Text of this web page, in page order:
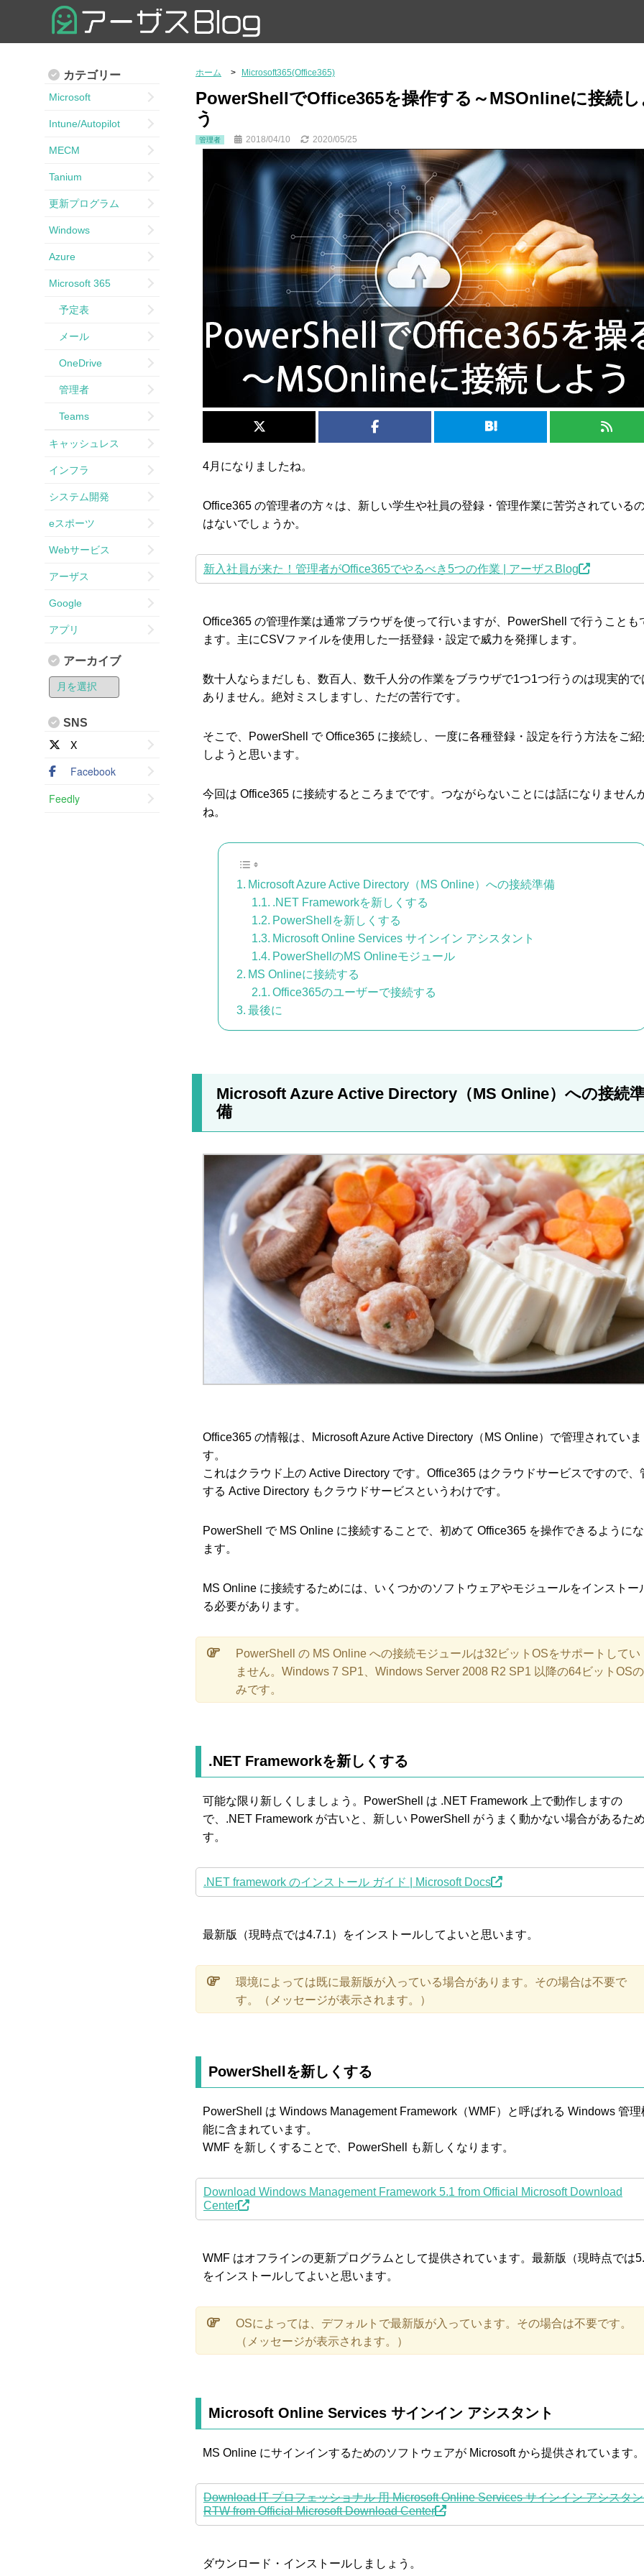
ホーム Microsoft365(Office365)
PowerShellでOffice365を操作する～MSOnlineに接続
う
管理者 2018/04/10 2020/05/25
4月になりましたね。
Office365 の管理者の方々は、新しい学生や社員の登録・管理作業に苦労されている
はないでしょうか。
新入社員が来た！管理者がOffice365でやるべき5つの作業 | アーザスBlog
Office365 の管理作業は通常ブラウザを使って行いますが、PowerShell で行うことも
ます。主にCSVファイルを使用した一括登録・設定で威力を発揮します。
数十人ならまだしも、数百人、数千人分の作業をブラウザで1つ1つ行うのは現実的で
ありません。絶対ミスしますし、ただの苦行です。
そこで、PowerShell で Office365 に接続し、一度に各種登録・設定を行う方法をご紹
しようと思います。
今回は Office365 に接続するところまでです。つながらないことには話になりません
ね。
Microsoft Azure Active Directory（MS Online）への接続準備
.NET Frameworkを新しくする
PowerShellを新しくする
Microsoft Online Services サインイン アシスタント
PowerShellのMS Onlineモジュール
MS Onlineに接続する
Office365のユーザーで接続する
最後に
Microsoft Azure Active Directory（MS Online）への接続
備
Office365 の情報は、Microsoft Azure Active Directory（MS Online）で管理されていま
す。
これはクラウド上の Active Directory です。Office365 はクラウドサービスですので、
する Active Directory もクラウドサービスというわけです。
PowerShell で MS Online に接続することで、初めて Office365 を操作できるように
ます。
MS Online に接続するためには、いくつかのソフトウェアやモジュールをインストー
る必要があります。
PowerShell の MS Online への接続モジュールは32ビットOSをサポートしてい
ません。Windows 7 SP1、Windows Server 2008 R2 SP1 以降の64ビットOSの
みです。
.NET Frameworkを新しくする
可能な限り新しくしましょう。PowerShell は .NET Framework 上で動作しますの
で、.NET Framework が古いと、新しい PowerShell がうまく動かない場合があるた
す。
.NET framework のインストール ガイド | Microsoft Docs
最新版（現時点では4.7.1）をインストールしてよいと思います。
環境によっては既に最新版が入っている場合があります。その場合は不要で
す。（メッセージが表示されます。）
PowerShellを新しくする
PowerShell は Windows Management Framework（WMF）と呼ばれる Windows 管理
能に含まれています。
WMF を新しくすることで、PowerShell も新しくなります。
Download Windows Management Framework 5.1 from Official Microsoft Download
Center
WMF はオフラインの更新プログラムとして提供されています。最新版（現時点では
をインストールしてよいと思います。
OSによっては、デフォルトで最新版が入っています。その場合は不要です。
（メッセージが表示されます。）
Microsoft Online Services サインイン アシスタント
MS Online にサインインするためのソフトウェアが Microsoft から提供されています。
Download IT プロフェッショナル 用 Microsoft Online Services サインイン アシスタ
RTW from Official Microsoft Download Center
ダウンロード・インストールしましょう。
カテゴリー
Microsoft
Intune/Autopilot
MECM
Tanium
更新プログラム
Windows
Azure
Microsoft 365
予定表
メール
OneDrive
管理者
Teams
キャッシュレス
インフラ
システム開発
eスポーツ
Webサービス
アーザス
Google
アプリ
アーカイブ
SNS
X
Facebook
Feedly